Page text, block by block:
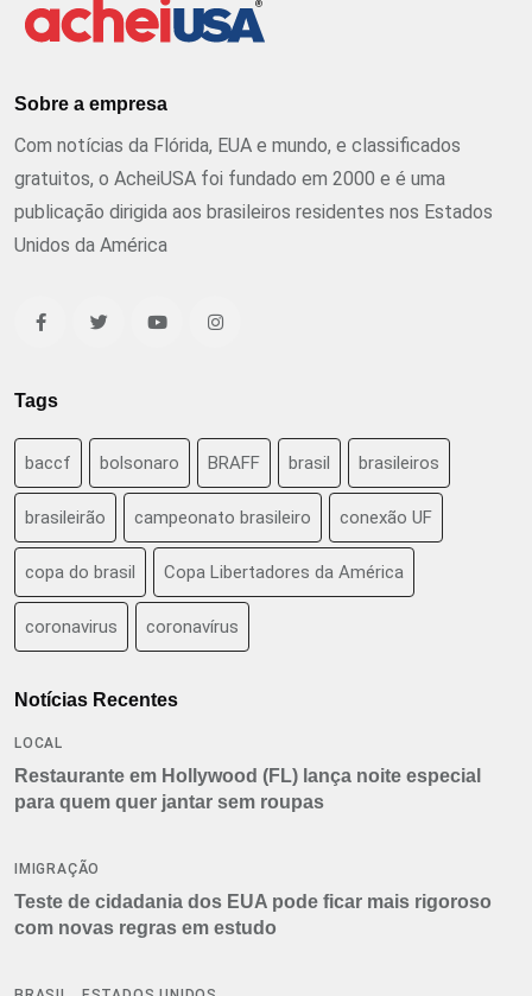
Sobre a empresa
Com notícias da Flórida, EUA e mundo, e classificados
gratuitos, o AcheiUSA foi fundado em 2000 e é uma
publicação dirigida aos brasileiros residentes nos Estados
Unidos da América
Tags
baccf bolsonaro BRAFF brasil brasileiros
brasileirão campeonato brasileiro conexão UF
copa do brasil Copa Libertadores da América
coronavirus coronavírus
Notícias Recentes
LOCAL
Restaurante em Hollywood (FL) lança noite especial
para quem quer jantar sem roupas
IMIGRAÇÃO
Teste de cidadania dos EUA pode ficar mais rigoroso
com novas regras em estudo